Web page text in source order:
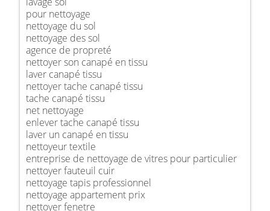
pour nettoyage
nettoyage du sol
nettoyage des sol
agence de propreté
nettoyer son canapé en tissu
laver canapé tissu
nettoyer tache canapé tissu
tache canapé tissu
net nettoyage
enlever tache canapé tissu
laver un canapé en tissu
nettoyeur textile
entreprise de nettoyage de vitres pour particulier
nettoyer fauteuil cuir
nettoyage tapis professionnel
nettoyage appartement prix
nettoyer fenetre